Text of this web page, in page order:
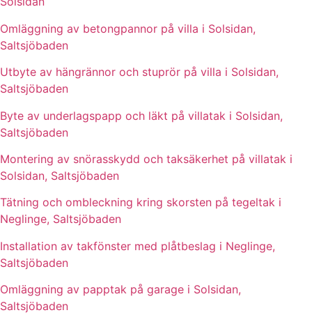
Omläggning av betongpannor på villa i Solsidan,
Saltsjöbaden
Utbyte av hängrännor och stuprör på villa i Solsidan,
Saltsjöbaden
Byte av underlagspapp och läkt på villatak i Solsidan,
Saltsjöbaden
Montering av snörasskydd och taksäkerhet på villatak i
Solsidan, Saltsjöbaden
Tätning och ombleckning kring skorsten på tegeltak i
Neglinge, Saltsjöbaden
Installation av takfönster med plåtbeslag i Neglinge,
Saltsjöbaden
Omläggning av papptak på garage i Solsidan,
Saltsjöbaden